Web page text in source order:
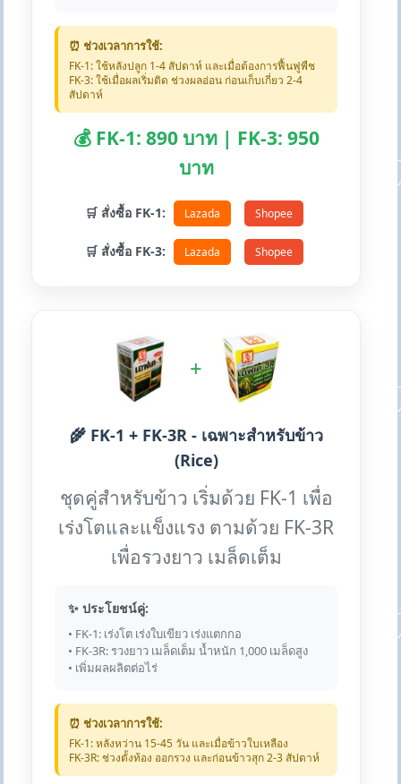
⏰ ช่วงเวลาการใช้:
FK-1: ใช้หลังปลูก 1-4 สัปดาห์ และเมื่อต้องการฟื้นฟูพืช
FK-3: ใช้เมื่อผลเริ่มติด ช่วงผลอ่อน ก่อนเก็บเกี่ยว 2-4
สัปดาห์
💰 FK-1: 890 บาท | FK-3: 950
บาท
🛒 สั่งซื้อ FK-1: Lazada Shopee
🛒 สั่งซื้อ FK-3: Lazada Shopee
+
🌾 FK-1 + FK-3R - เฉพาะสำหรับข้าว
(Rice)
ชุดคู่สำหรับข้าว เริ่มด้วย FK-1 เพื่อ
เร่งโตและแข็งแรง ตามด้วย FK-3R
เพื่อรวงยาว เมล็ดเต็ม
✨ ประโยชน์คู่:
• FK-1: เร่งโต เร่งใบเขียว เร่งแตกกอ
• FK-3R: รวงยาว เมล็ดเต็ม น้ำหนัก 1,000 เมล็ดสูง
• เพิ่มผลผลิตต่อไร่
⏰ ช่วงเวลาการใช้:
FK-1: หลังหว่าน 15-45 วัน และเมื่อข้าวใบเหลือง
FK-3R: ช่วงตั้งท้อง ออกรวง และก่อนข้าวสุก 2-3 สัปดาห์